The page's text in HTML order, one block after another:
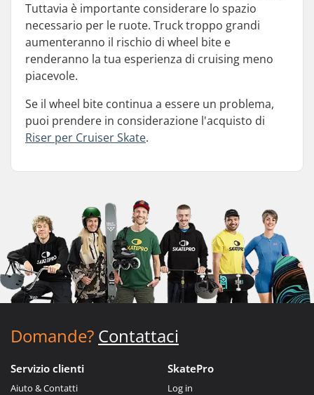
Tuttavia è importante considerare lo spazio
necessario per le ruote. Truck troppo grandi
aumenteranno il rischio di wheel bite e
renderanno la tua esperienza di cruising meno
piacevole.
Se il wheel bite continua a essere un problema,
puoi prendere in considerazione l'acquisto di
Riser per Cruiser Skate.
Domande? Contattaci
Servizio clienti
Aiuto & Contatti
SkatePro
Log in